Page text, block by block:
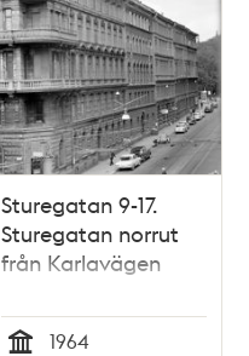
Sturegatan 9-17.
Sturegatan norrut
från Karlavägen
1964